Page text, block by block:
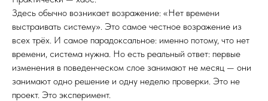
Здесь обычно возникает возражение: «Нет времени
выстраивать систему». Это самое честное возражение из
всех трёх. И самое парадоксальное: именно потому, что нет
времени, система нужна. Но есть реальный ответ: первые
изменения в поведенческом слое занимают не месяц — они
занимают одно решение и одну неделю проверки. Это не
проект. Это эксперимент.